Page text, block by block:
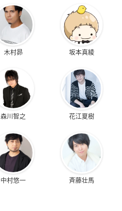
木村昴 坂本真綾
森川智之 花江夏樹
中村悠一 斉藤壮馬